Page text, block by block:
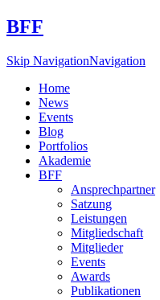
BFF
Skip NavigationNavigation
Home
News
Events
Blog
Portfolios
Akademie
BFF
Ansprechpartner
Satzung
Leistungen
Mitgliedschaft
Mitglieder
Events
Awards
Publikationen